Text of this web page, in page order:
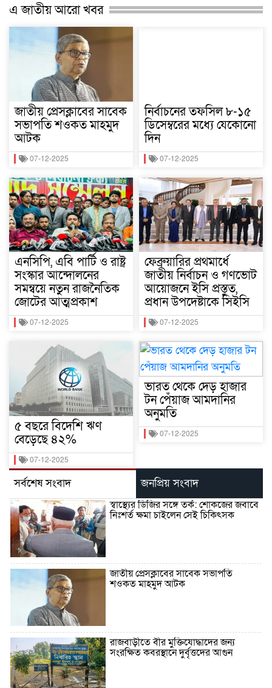
এ জাতীয় আরো খবর
জাতীয় প্রেসক্লাবের সাবেক
সভাপতি শওকত মাহমুদ
আটক
07-12-2025
এনসিপি, এবি পার্টি ও রাষ্ট্র
সংস্কার আন্দোলনের
সমন্বয়ে নতুন রাজনৈতিক
জোটের আত্মপ্রকাশ
07-12-2025
৫ বছরে বিদেশি ঋণ
বেড়েছে ৪২%
07-12-2025
নির্বাচনের তফসিল ৮-১৫
ডিসেম্বরের মধ্যে যেকোনো
দিন
07-12-2025
ফেব্রুয়ারির প্রথমার্ধে
জাতীয় নির্বাচন ও গণভোট
আয়োজনে ইসি প্রস্তুত,
প্রধান উপদেষ্টাকে সিইসি
07-12-2025
ভারত থেকে দেড় হাজার
টন পেঁয়াজ আমদানির
অনুমতি
07-12-2025
সর্বশেষ সংবাদ জনপ্রিয় সংবাদ
স্বাস্থ্যের ডিজির সঙ্গে তর্ক: শোকজের জবাবে
নিঃশর্ত ক্ষমা চাইলেন সেই চিকিৎসক
জাতীয় প্রেসক্লাবের সাবেক সভাপতি
শওকত মাহমুদ আটক
রাজবাড়ীতে বীর মুক্তিযোদ্ধাদের জন্য
সংরক্ষিত কবরস্থানে দুর্বৃত্তদের আগুন